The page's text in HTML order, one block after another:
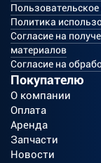
Политика
Согласие на
материалов
Согласие на
Покупателю
О компании
Оплата
Аренда
Запчасти
Новости